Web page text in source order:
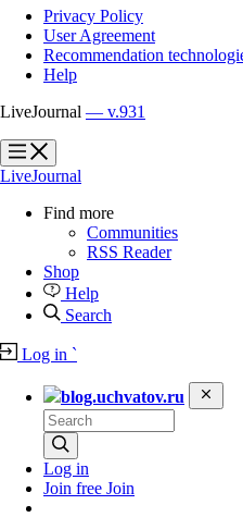
Privacy Policy
User Agreement
Recommendation
Help
LiveJournal — v.931
?
?
LiveJournal
Find more
Communities
RSS Reader
Shop
Help
Search
Log in `
blog.uchvatov.ru
Log in
Join free Join